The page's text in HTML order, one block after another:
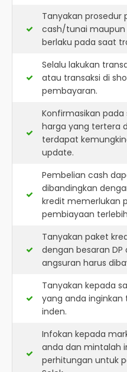
Tanyakan prosedur
cash/tunai
berlaku pada saat
Selalu lakukan
atau transaksi di
pembayaran.
Konfirmasikan
harga yang tertera
terdapat
update.
Pembelian cash
dibandingkan
kredit memerlukan
pembiayaan
Tanyakan paket
dengan besaran
angsuran harus
Tanyakan kepada
yang anda inginkan
inden.
Infokan kepada
anda dan mintalah
perhitungan untuk